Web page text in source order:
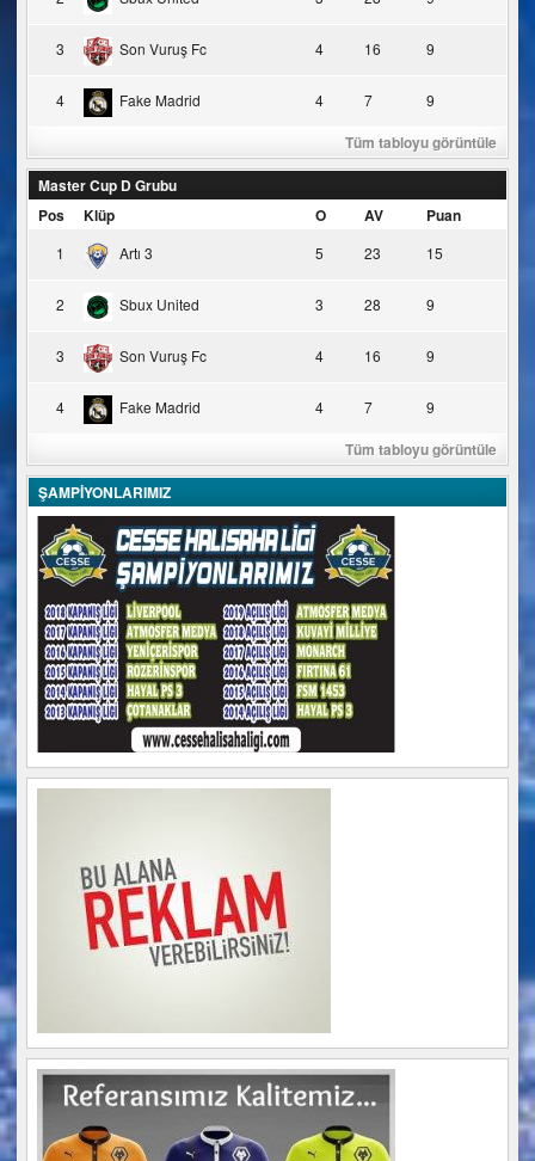
3 Son Vuruş Fc 4 16 9
4 Fake Madrid 4 7 9
Tüm tabloyu görüntüle
Master Cup D Grubu
Pos
Klüp O AV Puan
1 Artı 3 5 23 15
2 Sbux United 3 28 9
3 Son Vuruş Fc 4 16 9
4 Fake Madrid 4 7 9
Tüm tabloyu görüntüle
ŞAMPİYONLARIMIZ